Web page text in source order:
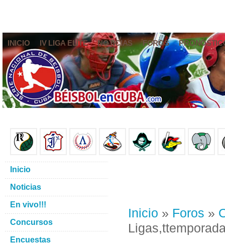
INICIO IV LIGA ELITE NOTICIAS FOROS
Inicio » Foros »
Inicio
Noticias
En vivo!!!
Concursos
Encuestas